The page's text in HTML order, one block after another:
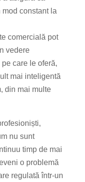
constant la
comercială pot
vedere
care le oferă,
mai inteligentă
din mai multe
nu sunt
timp de mai
o problemă
regulată într-un